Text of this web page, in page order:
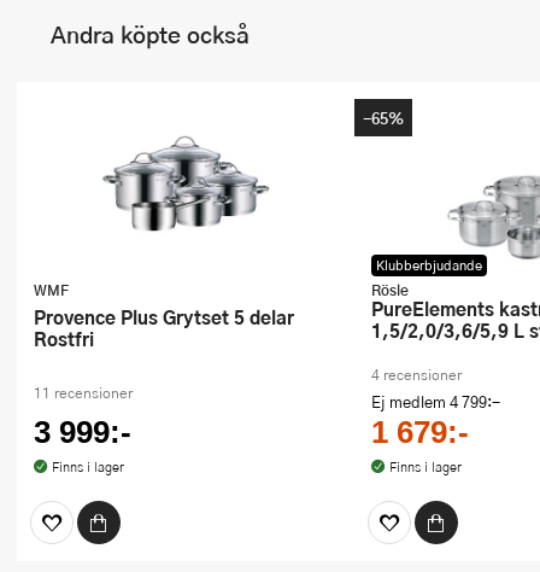
Andra köpte också
WMF
Provence Plus Grytset 5 delar
Rostfri
11 recensioner
3 999:-
Finns i lager
Klubberbjudande
Rösle
PureElements kastrullset 7 delar
1,5/2,0/3,6/5,9 L
4 recensioner
Ej medlem 4 799:-
1 679:-
Finns i lager
-65%